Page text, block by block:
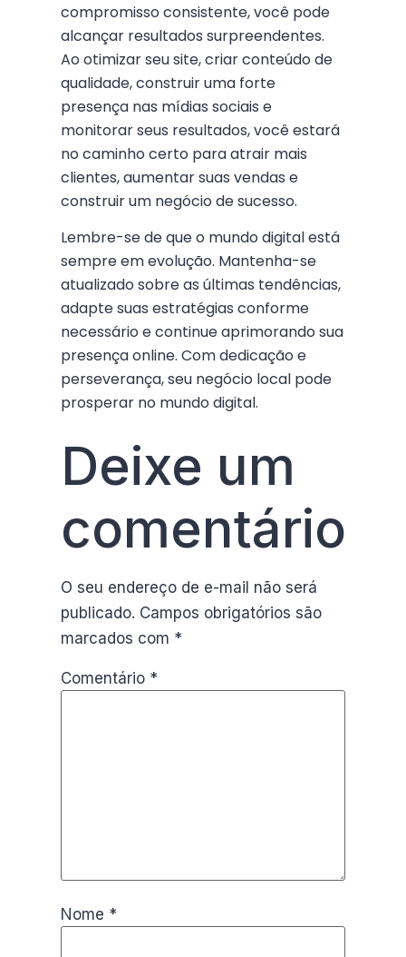
compromisso consistente, você pode
alcançar resultados surpreendentes.
Ao otimizar seu site, criar conteúdo de
qualidade, construir uma forte
presença nas mídias sociais e
monitorar seus resultados, você estará
no caminho certo para atrair mais
clientes, aumentar suas vendas e
construir um negócio de sucesso.
Lembre-se de que o mundo digital está
sempre em evolução. Mantenha-se
atualizado sobre as últimas tendências,
adapte suas estratégias conforme
necessário e continue aprimorando sua
presença online. Com dedicação e
perseverança, seu negócio local pode
prosperar no mundo digital.
Deixe um
comentário
O seu endereço de e-mail não será
publicado. Campos obrigatórios são
marcados com *
Comentário *
Nome *